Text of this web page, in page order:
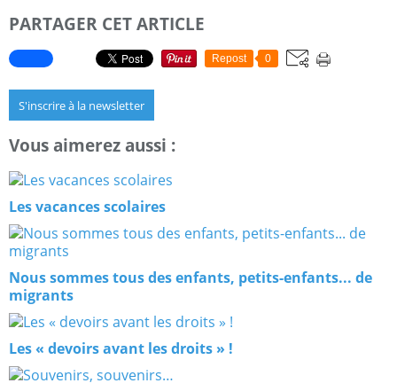
PARTAGER CET ARTICLE
Repost 0
S'inscrire à la newsletter
Vous aimerez aussi :
Les vacances scolaires
Nous sommes tous des enfants, petits-enfants... de
migrants
Les « devoirs avant les droits » !